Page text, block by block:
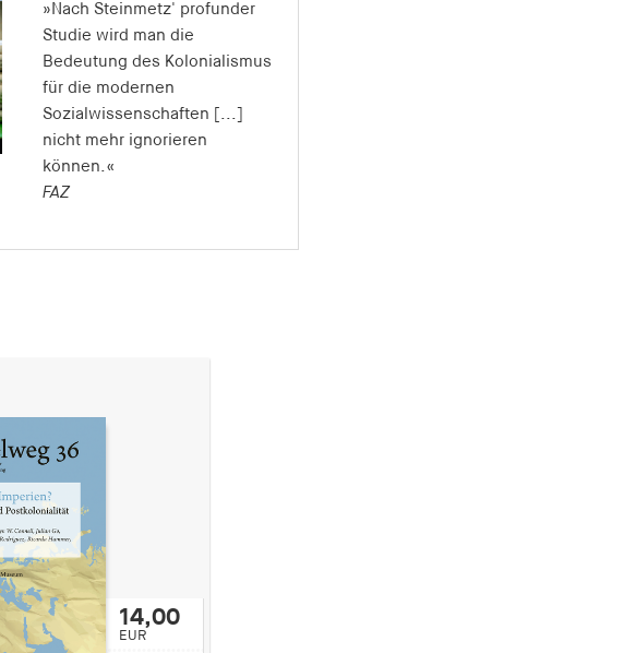
»Nach Steinmetz' profunder
Studie wird man die
Bedeutung des Kolonialismus
für die modernen
Sozialwissenschaften [...]
nicht mehr ignorieren
können.«
FAZ
14,00
EUR